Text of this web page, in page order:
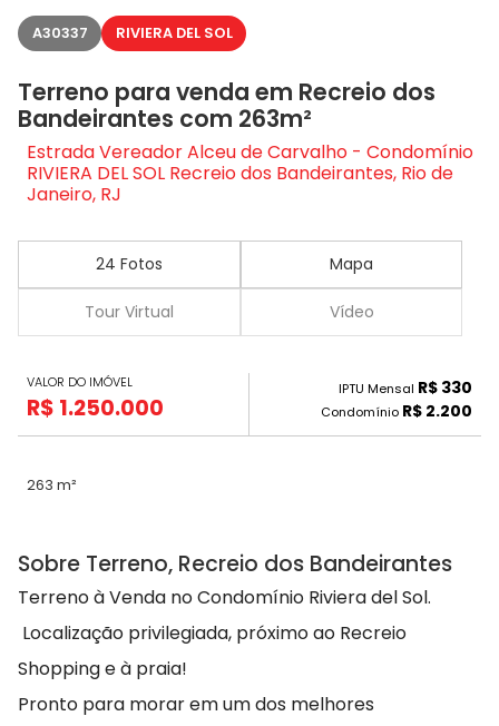
A30337 RIVIERA DEL SOL
Terreno para venda em Recreio dos
Bandeirantes com 263m²
Estrada Vereador Alceu de Carvalho - Condomínio
RIVIERA DEL SOL Recreio dos Bandeirantes, Rio de
Janeiro, RJ
24 Fotos Mapa
Tour Virtual Vídeo
VALOR DO IMÓVEL
R$ 1.250.000
IPTU Mensal R$ 330
Condomínio R$ 2.200
263 m²
Sobre Terreno, Recreio dos Bandeirantes
Terreno à Venda no Condomínio Riviera del Sol.
Localização privilegiada, próximo ao Recreio
Shopping e à praia!
Pronto para morar em um dos melhores